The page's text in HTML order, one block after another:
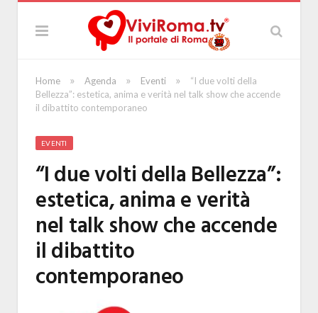
Home » Agenda » Eventi »
“I due volti della
Bellezza”: estetica, anima e verità nel talk show che accende
il dibattito contemporaneo
EVENTI
“I due volti della Bellezza”:
estetica, anima e verità
nel talk show che accende
il dibattito
contemporaneo